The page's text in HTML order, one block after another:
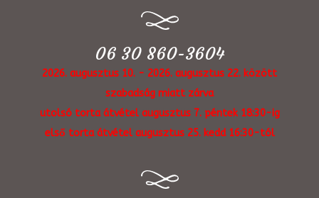
06 30 860-3604
2026. augusztus 10. - 2026. augusztus 22. között
szabadság miatt zárva
utolsó torta átvétel augusztus 7. péntek 18:30-ig
első torta átvétel augusztus 25. kedd 16:30-tól